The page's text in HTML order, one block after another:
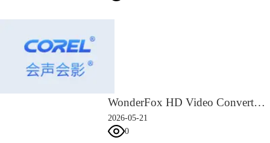
WonderFox HD Video Converter Factory Pro 激活教程
2026-05-21
0